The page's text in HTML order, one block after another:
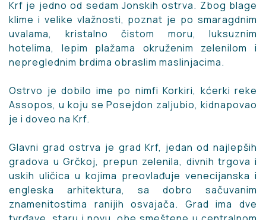
Krf je jedno od sedam Jonskih ostrva. Zbog blage
klime i velike vlažnosti, poznat je po smaragdnim
uvalama, kristalno čistom moru, luksuznim
hotelima, lepim plažama okruženim zelenilom i
nepreglednim brdima obraslim maslinjacima.
Ostrvo je dobilo ime po nimfi Korkiri, kćerki reke
Assopos, u koju se Posejdon zaljubio, kidnapovao
je i doveo na Krf.
Glavni grad ostrva je grad Krf, jedan od najlepših
gradova u Grčkoj, prepun zelenila, divnih trgova i
uskih uličica u kojima preovlađuje venecijanska i
engleska arhitektura, sa dobro sačuvanim
znamenitostima ranijih osvajača. Grad ima dve